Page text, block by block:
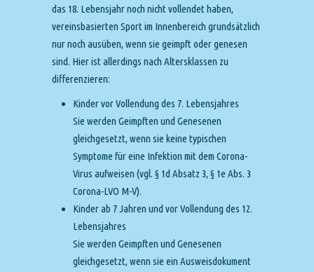
das 18. Lebensjahr noch nicht vollendet haben,
vereinsbasierten Sport im Innenbereich grundsätzlich
nur noch ausüben, wenn sie geimpft oder genesen
sind. Hier ist allerdings nach Altersklassen zu
differenzieren:
Kinder vor Vollendung des 7. Lebensjahres
Sie werden Geimpften und Genesenen
gleichgesetzt, wenn sie keine typischen
Symptome für eine Infektion mit dem Corona-
Virus aufweisen (vgl. § 1d Absatz 3, § 1e Abs. 3
Corona-LVO M-V).
Kinder ab 7 Jahren und vor Vollendung des 12.
Lebensjahres
Sie werden Geimpften und Genesenen
gleichgesetzt, wenn sie ein Ausweisdokument